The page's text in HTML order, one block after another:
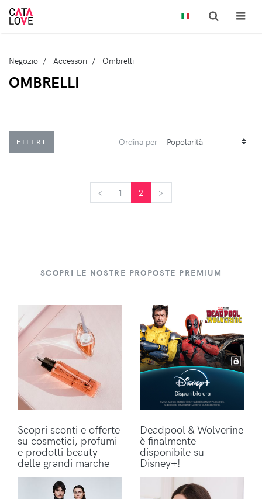
Negozio Accessori Ombrelli
OMBRELLI
FILTRI Ordina per
< 1 2 >
SCOPRI LE NOSTRE PROPOSTE PREMIUM
Scopri sconti e offerte
su cosmetici, profumi
e prodotti beauty
delle grandi marche
Deadpool & Wolverine
è finalmente
disponibile su
Disney+!